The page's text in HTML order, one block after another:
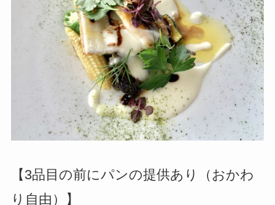
【3品目の前にパンの提供あり（おかわ
り自由）】